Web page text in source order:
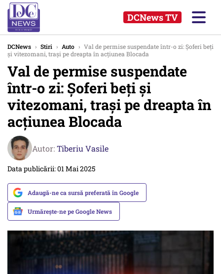
DCNews TV
DCNews › Stiri › Auto › Val de permise suspendate într-o zi: Șoferi beți
și vitezomani, trași pe dreapta în acțiunea Blocada
Val de permise suspendate
într-o zi: Șoferi beți și
vitezomani, trași pe dreapta în
acțiunea Blocada
Autor:Tiberiu Vasile
Data publicării: 01 Mai 2025
Adaugă-ne ca sursă preferată în Google
Urmărește-ne pe Google News